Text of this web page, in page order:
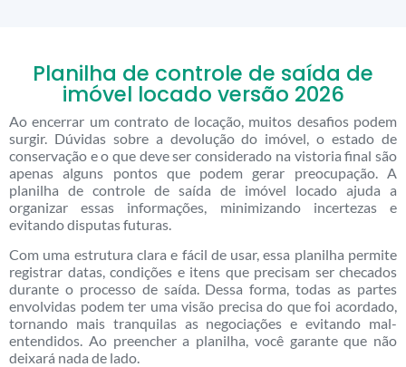
Planilha de controle de saída de
imóvel locado versão 2026
Ao encerrar um contrato de locação, muitos desafios podem
surgir. Dúvidas sobre a devolução do imóvel, o estado de
conservação e o que deve ser considerado na vistoria final são
apenas alguns pontos que podem gerar preocupação. A
planilha de controle de saída de imóvel locado ajuda a
organizar essas informações, minimizando incertezas e
evitando disputas futuras.
Com uma estrutura clara e fácil de usar, essa planilha permite
registrar datas, condições e itens que precisam ser checados
durante o processo de saída. Dessa forma, todas as partes
envolvidas podem ter uma visão precisa do que foi acordado,
tornando mais tranquilas as negociações e evitando mal-
entendidos. Ao preencher a planilha, você garante que não
deixará nada de lado.